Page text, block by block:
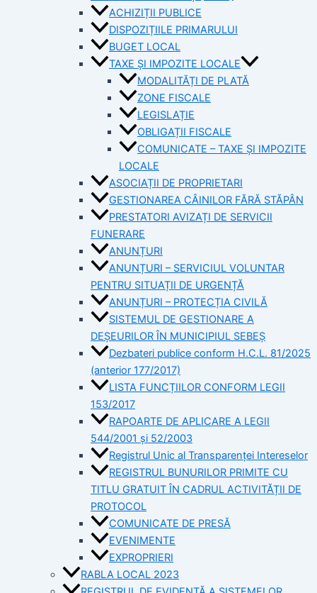
ACHIZIȚII PUBLICE
DISPOZIȚIILE PRIMARULUI
BUGET LOCAL
TAXE ȘI IMPOZITE LOCALE
MODALITĂȚI DE PLATĂ
ZONE FISCALE
LEGISLAȚIE
OBLIGAȚII FISCALE
COMUNICATE – TAXE ȘI IMPOZITE
LOCALE
ASOCIAȚII DE PROPRIETARI
GESTIONAREA CÂINILOR FĂRĂ STĂPÂN
PRESTATORI AVIZAȚI DE SERVICII
FUNERARE
ANUNȚURI
ANUNȚURI – SERVICIUL VOLUNTAR
PENTRU SITUAȚII DE URGENȚĂ
ANUNȚURI – PROTECȚIA CIVILĂ
SISTEMUL DE GESTIONARE A
DEȘEURILOR ÎN MUNICIPIUL SEBEȘ
Dezbateri publice conform H.C.L. 81/2025
(anterior 177/2017)
LISTA FUNCȚIILOR CONFORM LEGII
153/2017
RAPOARTE DE APLICARE A LEGII
544/2001 și 52/2003
Registrul Unic al Transparenței Intereselor
REGISTRUL BUNURILOR PRIMITE CU
TITLU GRATUIT ÎN CADRUL ACTIVITĂȚII DE
PROTOCOL
COMUNICATE DE PRESĂ
EVENIMENTE
EXPROPRIERI
RABLA LOCAL 2023